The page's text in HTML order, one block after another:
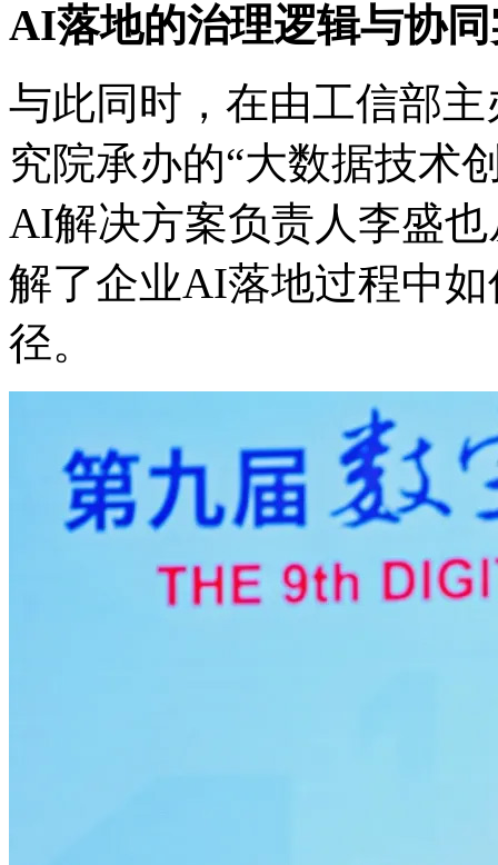
AI落地的治理逻辑与协
与此同时，在由工信部
究院承办的“大数据技术创
AI解决方案负责人李盛也
解了企业AI落地过程中
径。